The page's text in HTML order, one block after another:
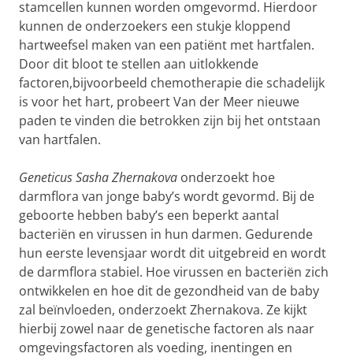
stamcellen kunnen worden omgevormd. Hierdoor
kunnen de onderzoekers een stukje kloppend
hartweefsel maken van een patiënt met hartfalen.
Door dit bloot te stellen aan uitlokkende
factoren,bijvoorbeeld chemotherapie die schadelijk
is voor het hart, probeert Van der Meer nieuwe
paden te vinden die betrokken zijn bij het ontstaan
van hartfalen.
Geneticus Sasha Zhernakova onderzoekt hoe
darmflora van jonge baby’s wordt gevormd. Bij de
geboorte hebben baby’s een beperkt aantal
bacteriën en virussen in hun darmen. Gedurende
hun eerste levensjaar wordt dit uitgebreid en wordt
de darmflora stabiel. Hoe virussen en bacteriën zich
ontwikkelen en hoe dit de gezondheid van de baby
zal beïnvloeden, onderzoekt Zhernakova. Ze kijkt
hierbij zowel naar de genetische factoren als naar
omgevingsfactoren als voeding, inentingen en